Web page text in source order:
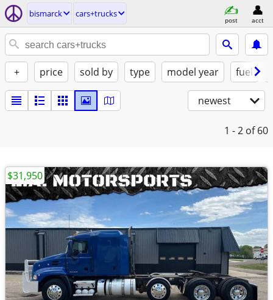
bismarck cars+trucks
post acct
+ price sold by type model year fuel
newest
1 - 2 of 60
$31,950